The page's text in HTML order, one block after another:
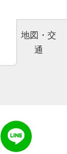
地図・交
通